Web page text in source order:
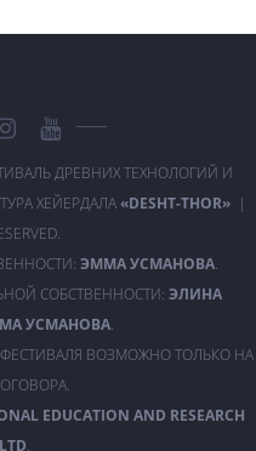
ДРЕВНИХ ТЕХНОЛОГИЙ И
ХЕЙЕРДАЛА«DESHT-THOR» |
ЭММА УСМАНОВА.
СОБСТВЕННОСТИ: ЭЛИНА
УСМАНОВА.
ВОЗМОЖНО ТОЛЬКО НА
EDUCATION AND RESEARCH
.